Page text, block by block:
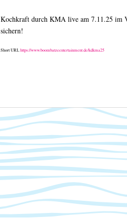
Kochkraft durch KMA live am 7.11.25 im
sichern!
Short URLhttps://www.boombatzeentertainment.de/kdkma25